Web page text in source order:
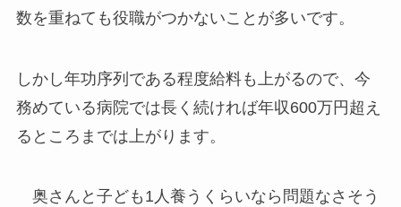
数を重ねても役職がつかないことが多いです。
しかし年功序列である程度給料も上がるので、今
務めている病院では長く続ければ年収600万円超え
るところまでは上がります。
奥さんと子ども1人養うくらいなら問題なさそう